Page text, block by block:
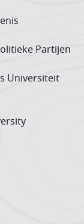
Partijen
Universiteit